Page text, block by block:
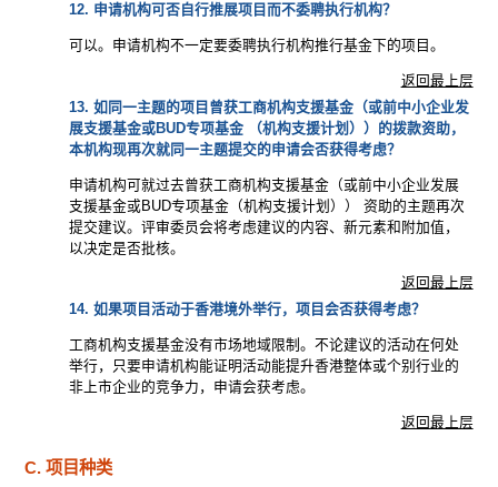
12. 申请机构可否自行推展项目而不委聘执行机构？
可以。申请机构不一定要委聘执行机构推行基金下的项目。
返回最上层
13. 如同一主题的项目曾获工商机构支援基金（或前中小企业发
展支援基金或BUD专项基金 （机构支援计划））的拨款资助，
本机构现再次就同一主题提交的申请会否获得考虑？
申请机构可就过去曾获工商机构支援基金（或前中小企业发展
支援基金或BUD专项基金（机构支援计划）） 资助的主题再次
提交建议。评审委员会将考虑建议的内容、新元素和附加值，
以决定是否批核。
返回最上层
14. 如果项目活动于香港境外举行，项目会否获得考虑？
工商机构支援基金没有市场地域限制。不论建议的活动在何处
举行，只要申请机构能证明活动能提升香港整体或个别行业的
非上市企业的竞争力，申请会获考虑。
返回最上层
C. 项目种类